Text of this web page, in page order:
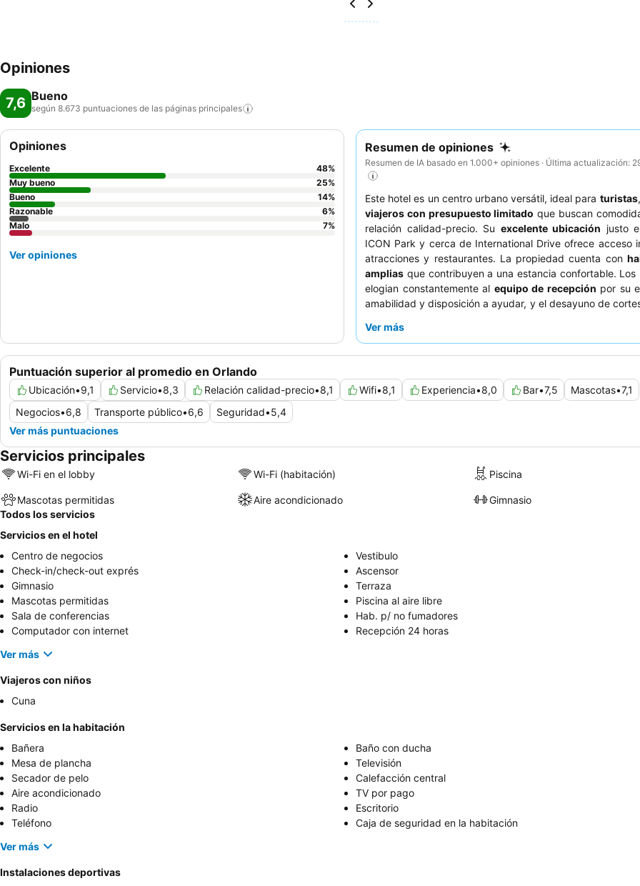
Opiniones
7,6 Bueno
según 8.673 puntuaciones de las páginas principales
Resumen de opiniones
Resumen de IA basado en 1.000+ opiniones · Última actualización:
Este hotel es un centro urbano versátil, ideal para turistas,
viajeros con presupuesto limitado que buscan
relación calidad-precio. Su excelente ubicación justo
ICON Park y cerca de International Drive ofrece acceso
atracciones y restaurantes. La propiedad cuenta con
amplias que contribuyen a una estancia confortable. Los
elogian constantemente al equipo de recepción por su
amabilidad y disposición a ayudar, y el desayuno de
que priorizan un retiro tranquilo, se recomienda elegir una
Ver más
Puntuación superior al promedio en Orlando
Ubicación•9,1 Servicio•8,3 Relación calidad-precio•8,1 Wifi•8,1 Experiencia•8,0 Bar•7,5 Mascotas•7,1
Negocios•6,8 Transporte público•6,6 Seguridad•5,4
Ver más puntuaciones
Opiniones
Excelente 48%
Muy bueno
25%
Bueno
14%
Razonable
6%
Malo
7%
Ver opiniones
Servicios principales
Wi-Fi en el lobby Wi-Fi (habitación) Piscina
Mascotas permitidas Aire acondicionado
Gimnasio
Todos los servicios
Servicios en el hotel
Centro de negocios
Vestibulo
Check-in/check-out exprés
Ascensor
Gimnasio
Terraza
Mascotas permitidas
Piscina al aire libre
Sala de conferencias
Hab. p/ no fumadores
Computador con internet
Recepción 24 horas
Ver más
Viajeros con niños
Cuna
Servicios en la habitación
Bañera
Baño con ducha
Mesa de plancha
Televisión
Secador de pelo
Calefacción central
Aire acondicionado
TV por pago
Radio
Escritorio
Teléfono
Caja de seguridad en la habitación
Ver más
Instalaciones deportivas